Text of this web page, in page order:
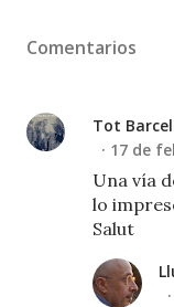
Comentarios
Tot
17 de
Una vía
lo
Salut